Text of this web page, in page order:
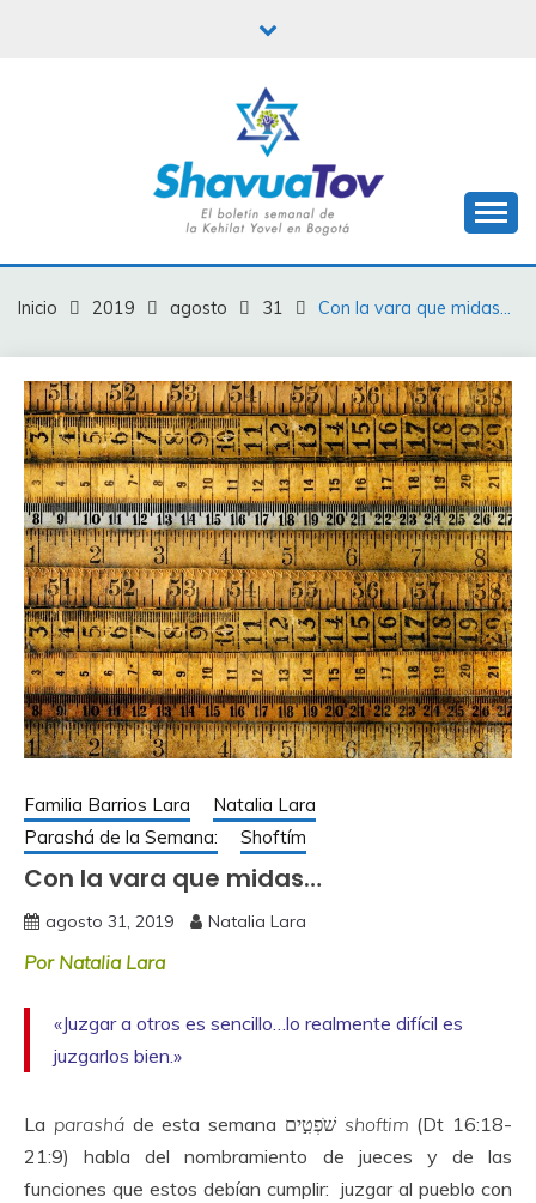
BOLETÍN SHAVUA
TOV
Inicio 2019 agosto 31 Con la vara que midas…
Familia Barrios Lara
Natalia Lara
Parashá de la Semana:
Shoftím
Con la vara que midas…
agosto 31, 2019 Natalia Lara
Por Natalia Lara
«Juzgar a otros es sencillo…lo realmente difícil es
juzgarlos bien.»
La parashá de esta semana שֹׁפְטִ֣ים shoftim (Dt 16:18-
21:9) habla del nombramiento de jueces y de las
funciones que estos debían cumplir: juzgar al pueblo con